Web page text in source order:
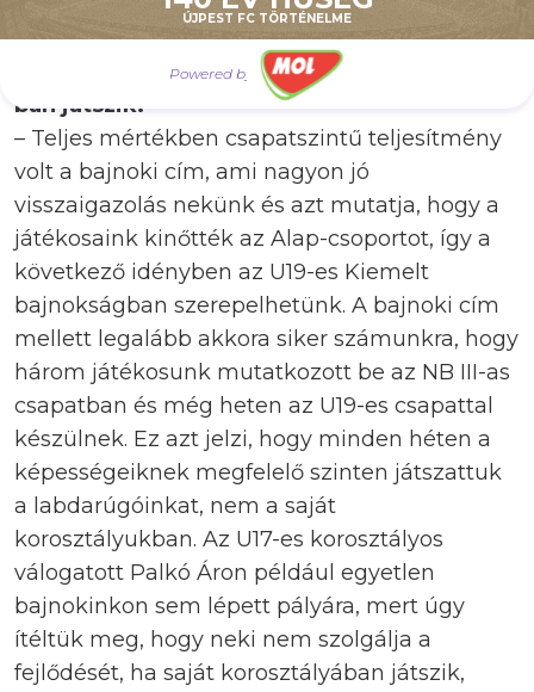
ÚJPEST FC TÖRTÉNELME
Powered by
nyertétek meg a bajnokságot, hogy számos
játékosod már az U19-eseknél vagy az NB III-
ban játszik.
– Teljes mértékben csapatszintű teljesítmény
volt a bajnoki cím, ami nagyon jó
visszaigazolás nekünk és azt mutatja, hogy a
játékosaink kinőtték az Alap-csoportot, így a
következő idényben az U19-es Kiemelt
bajnokságban szerepelhetünk. A bajnoki cím
mellett legalább akkora siker számunkra, hogy
három játékosunk mutatkozott be az NB III-as
csapatban és még heten az U19-es csapattal
készülnek. Ez azt jelzi, hogy minden héten a
képességeiknek megfelelő szinten játszattuk
a labdarúgóinkat, nem a saját
korosztályukban. Az U17-es korosztályos
válogatott Palkó Áron például egyetlen
bajnokinkon sem lépett pályára, mert úgy
ítéltük meg, hogy neki nem szolgálja a
fejlődését, ha saját korosztályában játszik,